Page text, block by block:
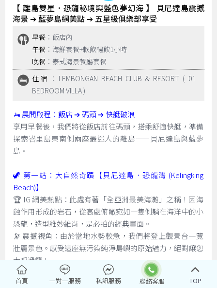
【 離島雙星．恐龍秘境與藍色夢幻海 】 貝尼達島震撼
海景 ➔ 藍夢島網美點 ➔ 五星級俱樂部享受
早餐 ：飯店內
午餐 ：海鮮套餐+軟飲暢飲1小時
晚餐 ：泰式海景餐廳套餐
住宿 ：LEMBONGAN BEACH CLUB & RESORT ( 01
BEDROOM VILLA )
🚤 晨間啟程：飯店 ➔ 碼頭 ➔ 快艇破浪
享用早餐後，我們將從飯店前往碼頭，搭乘舒適快艇，準備
探索峇里島東南側兩座最迷人的離島——貝尼達島與藍夢
島。
🦖 第一站：大自然奇蹟【貝尼達島．恐龍灣 (Kelingking
Beach)】
🏆 IG 網美熱點：此處有著「全亞洲最美海灘」之稱！因海
蝕作用形成的岩石，從高處俯瞰宛如一隻側躺在海洋中的小
恐龍，造型維妙維肖，是必拍的經典畫面。
🔭 震撼視角：由於當地水勢較急，我們將登上觀景台一覽
壯麗景色。感受這座無污染純淨島嶼的原始魅力，絕對讓您
大呼過癮！
🌴 第二站：下午前往【藍夢島 Lembongan Island】
首頁 一對一服務 私訊服務 TOP